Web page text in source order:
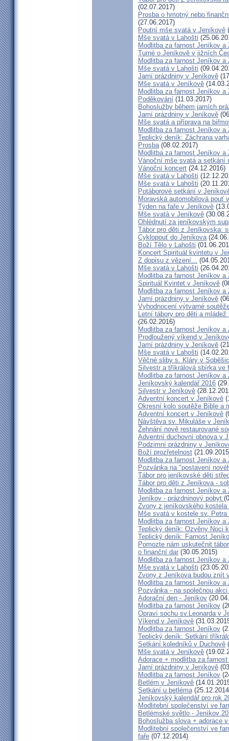
(02.07.2017)
Prosba o hmotný nebo
(27.06.2017)
Poutní mše svatá v Jeníkově
Mše svatá v Lahošti
Modlitba za farnost Jeníkov a
Turné o Jeníkově v jižních
Modlitba za farnost Jeníkov a
Mše svatá v Lahošti
Jarní prázdniny v Jeníkově
Mše svatá v Jeníkově
Modlitba za farnost Jeníkov a
Poděkování (11.03.2017)
Bohoslužby během jarních
Jarní prázdniny v Jeníkově
Mše svatá a příprava na
Modlitba za farnost Jeníkov
Teplický deník: Záchrana
Prosba(08.02.2017)
Modlitba za farnost Jeníkov a
Vánoční mše svatá a setkání
Vánoční koncert (24.12.2016)
Mše svatá v Lahošti
Mše svatá v Lahošti
Potáborové setkání v
Moravská automobilová pouť
Týden na faře v Jeníkově
Mše svatá v Jeníkově
Ohlédnutí za jeníkovským
Tábor pro děti z Jeníkovska:
Cyklopouť do Jeníkova
Boží Tělo v Lahošti
Koncert Spirituál kvintetu v
Z dopisu z vězení...
Mše svatá v Lahošti
Modlitba za farnost Jeníkov a
Spirituál Kvintet v Jeníkově
Modlitba za farnost Jeníkov a
Jarní prázdniny v Jeníkově
Vyhodnocení výtvarné
Letní tábory pro děti a
(26.02.2016)
Modlitba za farnost Jeníkov a
Prodloužený víkend v
Jarní prázdniny v Jeníkově
Mše svatá v Lahošti
Věčné sliby s. Kláry v
Silvestr a tříkrálová sbírka ve
Modlitba za farnost Jeníkov a
Jeníkovský kalendář 2016
Silvestr v Jeníkově
Adventní koncert v Jeníkově
Okresní kolo soutěže Bible a
Adventní koncert v Jeníkově
Návštěva sv. Mikuláše v
Žehnání nově restaurované
Adventní duchovní obnova v
Podzimní prázdniny v
Boží prozřetelnost
Modlitba za farnost Jeníkov a
Pozvánka na "postavení
Tábor pro jeníkovské děti
Tábor pro děti z Jeníkova -
Modlitba za farnost Jeníkov a
Jeníkov - prázdninový pobyt
Zvony z jeníkovského
Mše svatá v kostele sv.
Modlitba za farnost Jeníkov a
Teplický deník: Ozvěny Noci
Teplický deník: Farnost
Pomozte nám uskutečnit
o finanční dar (30.05.2015)
Modlitba za farnost Jeníkov a
Mše svatá v Lahošti
Zvony z Jeníkova budou znít
Modlitba za farnost Jeníkov a
Pozvánka - na společnou
Adorační den - Jeníkov
Modlitba za farnost Jeníkov
Opraví sochu sv.Leonarda v
Víkend v Jeníkově
Modlitba za farnost Jeníkov
Teplický deník: Setkání
Setkání koledníků v Duchově
Mše svatá v Jeníkově
Adorace + modlitba za
Jarní prázdniny v Jeníkově
Modlitba za farnost Jeníkov
Betlém v Jeníkově
Setkání u betléma
Jeníkovský kalendář pro rok
Modlitební společenství ve
Betlémské světlo - Jeníkov
Bohoslužba slova + adorace
Modlitební společenství ve
faře (07.12.2014)